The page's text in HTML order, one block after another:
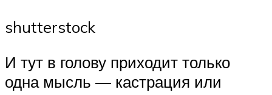
shutterstock
И тут в голову приходит только
одна мысль — кастрация или